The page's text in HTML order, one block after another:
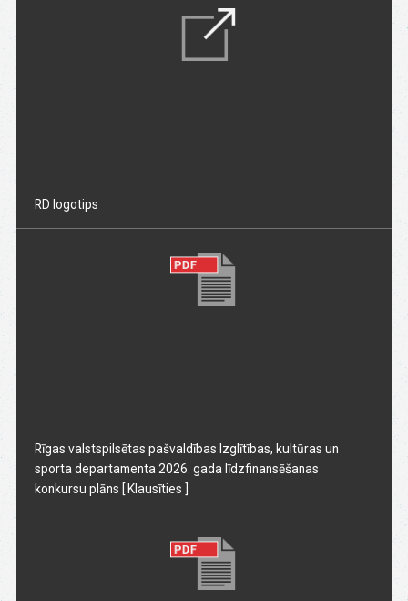
RD logotips
Rīgas valstspilsētas pašvaldības Izglītības, kultūras un
sporta departamenta 2026. gada līdzfinansēšanas
konkursu plāns [ Klausīties ]